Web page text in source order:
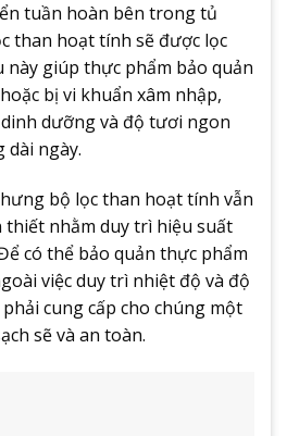
tuần hoàn bên trong tủ
than hoạt tính sẽ được lọc
này giúp thực phẩm bảo quản
bị vi khuẩn xâm nhập,
dưỡng và độ tươi ngon
dài ngày.
bộ lọc than hoạt tính vẫn
thiết nhằm duy trì hiệu suất
có thể bảo quản thực phẩm
việc duy trì nhiệt độ và độ
cung cấp cho chúng một
sẽ và an toàn.